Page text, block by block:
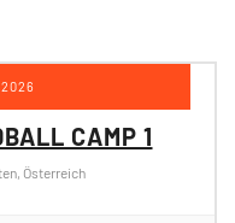
17 - 19 AUGUST 2026
HB HANDBALL
3100 Sankt Pölten, Österreich